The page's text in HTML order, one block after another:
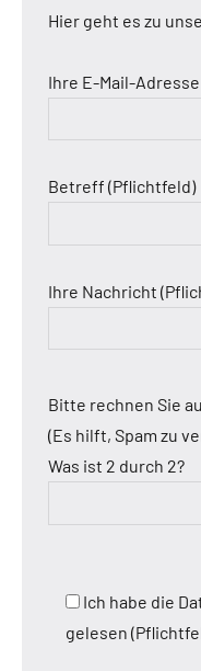
Hier geht es zu
Ihre E-Mail-
Betreff (Pflichtfeld)
Ihre Nachricht
Bitte rechnen Sie
(Es hilft, Spam zu
Was ist 2 durch 2?
Ich habe die
gelesen